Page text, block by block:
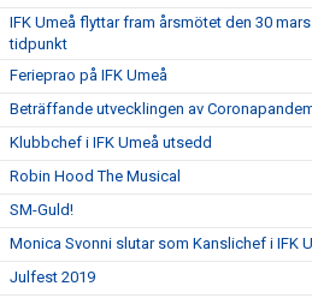
IFK Umeå flyttar fram årsmötet den 30
tidpunkt
Ferieprao på IFK Umeå
Beträffande utvecklingen av
Klubbchef i IFK Umeå utsedd
Robin Hood The Musical
SM-Guld!
Monica Svonni slutar som Kanslichef i IFK
Julfest 2019